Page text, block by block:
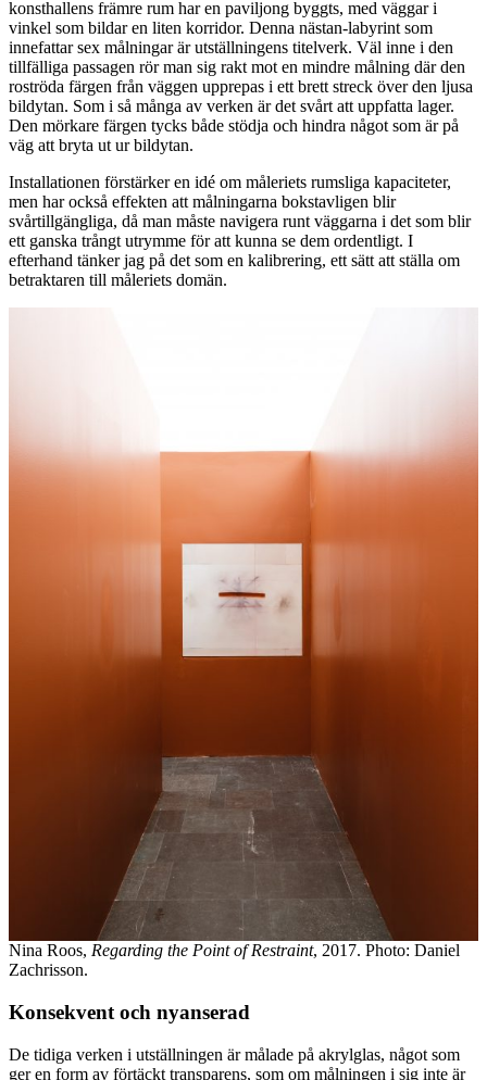
konsthallens främre rum har en paviljong byggts, med väggar i
vinkel som bildar en liten korridor. Denna nästan-labyrint som
innefattar sex målningar är utställningens titelverk. Väl inne i den
tillfälliga passagen rör man sig rakt mot en mindre målning där den
roströda färgen från väggen upprepas i ett brett streck över den ljusa
bildytan. Som i så många av verken är det svårt att uppfatta lager.
Den mörkare färgen tycks både stödja och hindra något som är på
väg att bryta ut ur bildytan.
Installationen förstärker en idé om måleriets rumsliga kapaciteter,
men har också effekten att målningarna bokstavligen blir
svårtillgängliga, då man måste navigera runt väggarna i det som blir
ett ganska trångt utrymme för att kunna se dem ordentligt. I
efterhand tänker jag på det som en kalibrering, ett sätt att ställa om
betraktaren till måleriets domän.
Nina Roos, Regarding the Point of Restraint, 2017. Photo: Daniel
Zachrisson.
Konsekvent och nyanserad
De tidiga verken i utställningen är målade på akrylglas, något som
ger en form av förtäckt transparens, som om målningen i sig inte är